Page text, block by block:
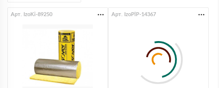
Арт. IzoKi-89250 Арт. IzoPlP-14367